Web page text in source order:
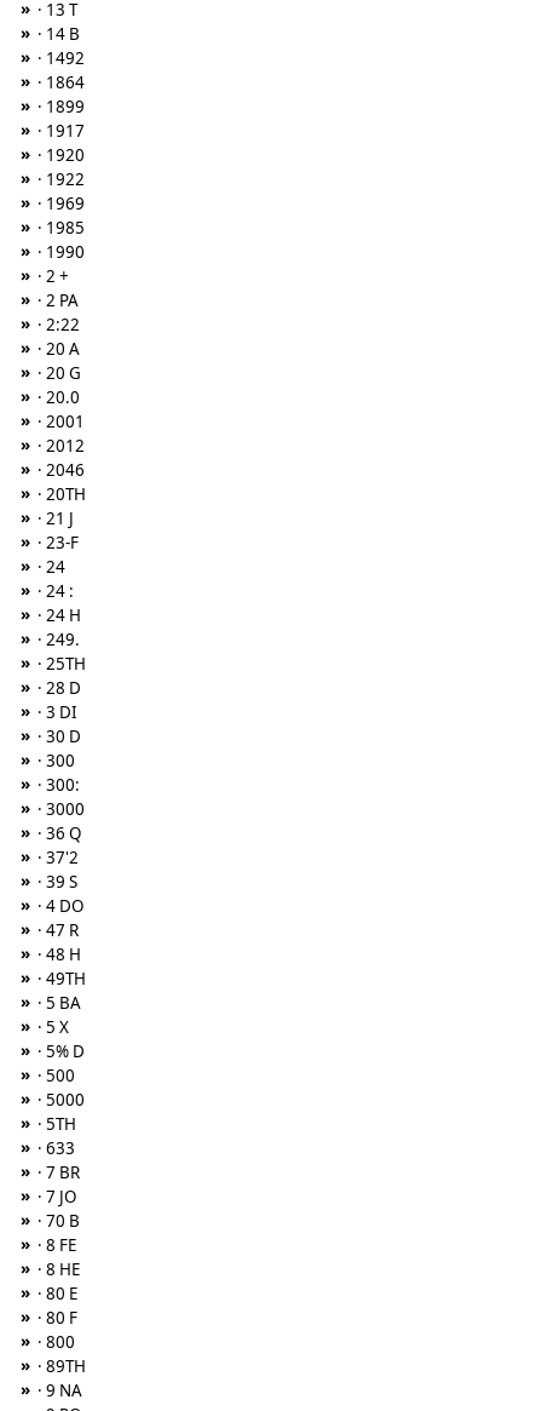
» · 13 T
» · 14 B
» · 1492
» · 1864
» · 1899
» · 1917
» · 1920
» · 1922
» · 1969
» · 1985
» · 1990
» · 2 +
» · 2 PA
» · 2:22
» · 20 A
» · 20 G
» · 20.0
» · 2001
» · 2012
» · 2046
» · 20TH
» · 21 J
» · 23-F
» · 24
» · 24 :
» · 24 H
» · 249.
» · 25TH
» · 28 D
» · 3 DI
» · 30 D
» · 300
» · 300:
» · 3000
» · 36 Q
» · 37'2
» · 39 S
» · 4 DO
» · 47 R
» · 48 H
» · 49TH
» · 5 BA
» · 5 X
» · 5% D
» · 500
» · 5000
» · 5TH
» · 633
» · 7 BR
» · 7 JO
» · 70 B
» · 8 FE
» · 8 HE
» · 80 E
» · 80 F
» · 800
» · 89TH
» · 9 NA